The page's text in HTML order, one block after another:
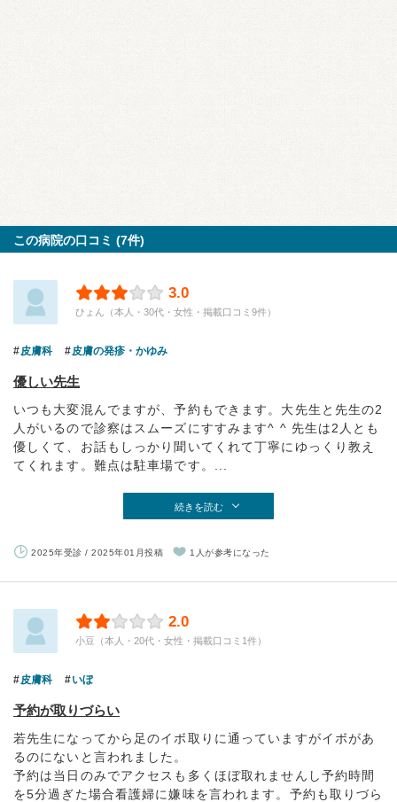
この病院の口コミ (7件)
3.0
ひょん（本人・30代・女性・掲載口コミ9件）
皮膚科 皮膚の発疹・かゆみ
優しい先生
いつも大変混んでますが、予約もできます。大先生と先生の2
人がいるので診察はスムーズにすすみます^ ^ 先生は2人とも
優しくて、お話もしっかり聞いてくれて丁寧にゆっくり教え
てくれます。難点は駐車場です。...
続きを読む
2025年受診 / 2025年01月投稿 1人が参考になった
2.0
小豆（本人・20代・女性・掲載口コミ1件）
皮膚科 いぼ
予約が取りづらい
若先生になってから足のイボ取りに通っていますがイボがあ
るのにないと言われました。
予約は当日のみでアクセスも多くほぼ取れませんし予約時間
を5分過ぎた場合看護婦に嫌味を言われます。予約も取りづら